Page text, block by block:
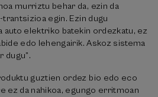
murriztu behar da, ezin da
egin. Ezin dugu
auto elektriko batekin ordezkatu, ez
edo lehengairik. Askoz sistema
dugu”.
guztien ordez bio edo eco
ez da nahikoa, egungo erritmoan